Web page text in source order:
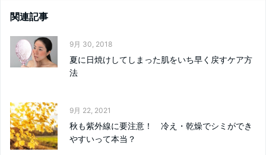
関連記事
9月 30, 2018
夏に日焼けしてしまった肌をいち早く戻すケア方
法
9月 22, 2021
秋も紫外線に要注意！ 冷え・乾燥でシミができ
やすいって本当？